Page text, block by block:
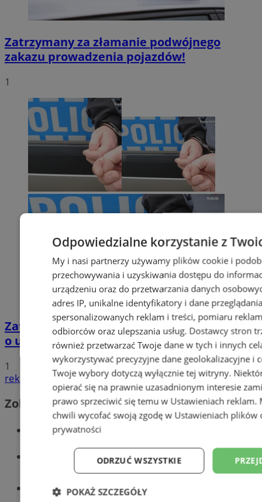
Zatrzymany za złamanie podwójnego
zakazu prowadzenia pojazdów!
1
Zatrzymano 35-latka związanego ze sprawą
o usiłowanie zabójstwa!
1
reklama
Zobacz również
Wiadomości kryminalne w Wodzisławiu
Wiadomości lokalne
Tworzenie stron www - Wodzisław
Odpowiedzialne korzystanie z
My i nasi partnerzy używamy plików cookie i
przechowywania i uzyskiwania dostępu do
urządzeniu oraz do przetwarzania danych
adres IP, unikalne identyfikatory i dane
spersonalizowanych reklam i treści, pomiaru
odbiorców oraz ulepszania usług. Dostawcy stron
również przetwarzać Twoje dane w tych i innych
wykorzystywać precyzyjne dane geolokalizacyjne i
Twoje wybory dotyczą wyłącznie tej witryny.
opierać się na prawnie uzasadnionym interesie
prawo sprzeciwić się temu w Ustawieniach reklam.
chwili wycofać swoją zgodę w Ustawieniach plików
prywatności
ODRZUĆ WSZYSTKIE
POKAŻ SZCZEGÓŁY